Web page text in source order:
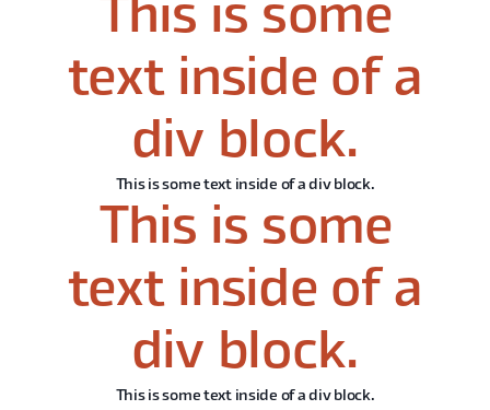
This is some
text inside of a
div block.
This is some text inside of a div block.
This is some
text inside of a
div block.
This is some text inside of a div block.